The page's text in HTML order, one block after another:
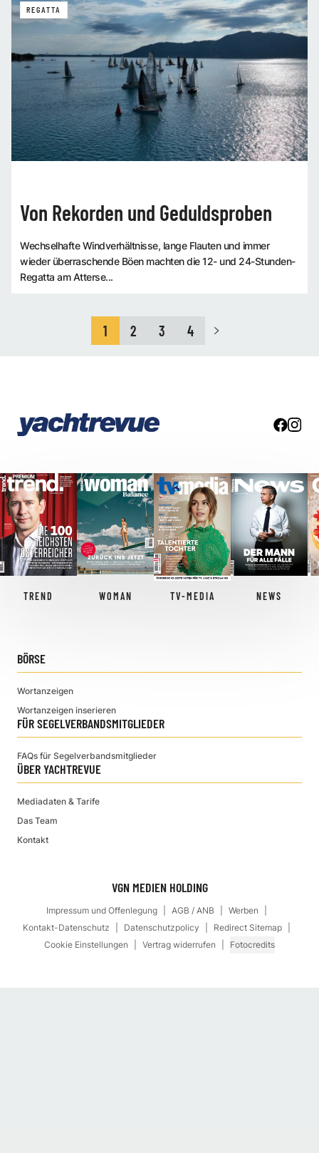
REGATTA
Von Rekorden und Geduldsproben
Wechselhafte Windverhältnisse, lange Flauten und immer
wieder überraschende Böen machten die 12- und 24-Stunden-
Regatta am Atterse...
1 2 3 4
TREND WOMAN TV-MEDIA NEWS
BÖRSE
Wortanzeigen
Wortanzeigen inserieren
FÜR SEGELVERBANDSMITGLIEDER
FAQs für Segelverbandsmitglieder
ÜBER YACHTREVUE
Mediadaten & Tarife
Das Team
Kontakt
VGN MEDIEN HOLDING
Impressum und Offenlegung AGB / ANB
Werben
Kontakt-Datenschutz
Datenschutzpolicy
Redirect Sitemap
Cookie Einstellungen
Vertrag widerrufen Fotocredits